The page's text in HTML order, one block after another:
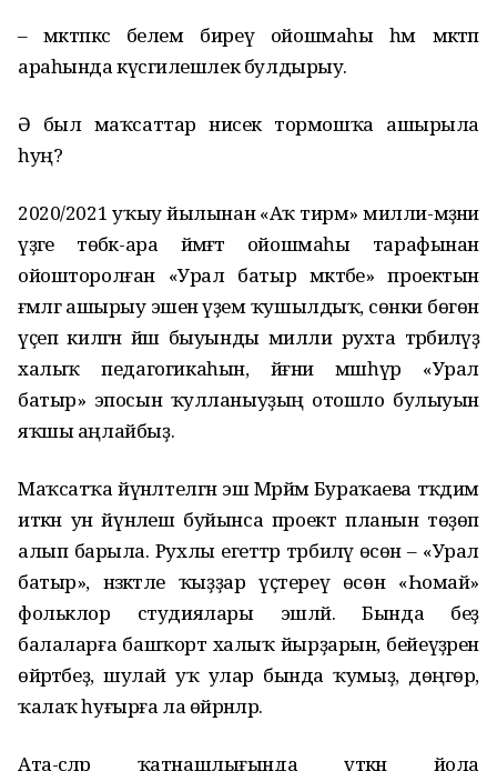
– мәктәпкәсә белем биреү ойошмаһы һәм мәктәп
араһында күсәгилешлек булдырыу.
Ә был маҡсаттар нисек тормошҡа ашырыла
һуң?
2020/2021 уҡыу йылынан «Аҡ тирмә» милли-мәҙәни
үҙәге төбәк-ара йәмәғәт ойошмаһы тарафынан
ойошторолған «Урал батыр мәктәбе» проектын
ғәмәлгә ашырыу эшенә әүҙем ҡушылдыҡ, сөнки бөгөн
үҫеп килгән йәш быуынды милли рухта тәрбиәләүҙә
халыҡ педагогикаһын, йәғни мәшһүр «Урал
батыр» эпосын ҡулланыуҙың отошло булыуын
яҡшы аңлайбыҙ.
Маҡсатҡа йүнәлтелгән эш Мәрйәм Бураҡаева тәҡдим
иткән ун йүнәлеш буйынса проект планын төҙөп
алып барыла. Рухлы егеттәр тәрбиәләү өсөн – «Урал
батыр», нәзәкәтле ҡыҙҙар үҫтереү өсөн «Һомай»
фольклор студиялары эшләй. Бында беҙ
балаларға башҡорт халыҡ йырҙарын, бейеүҙәрен
өйрәтәбеҙ, шулай уҡ улар бында ҡумыҙ, дөңгөр,
ҡалаҡ һуғырға ла өйрәнәләр.
Ата-әсәләр ҡатнашлығында үткән йола